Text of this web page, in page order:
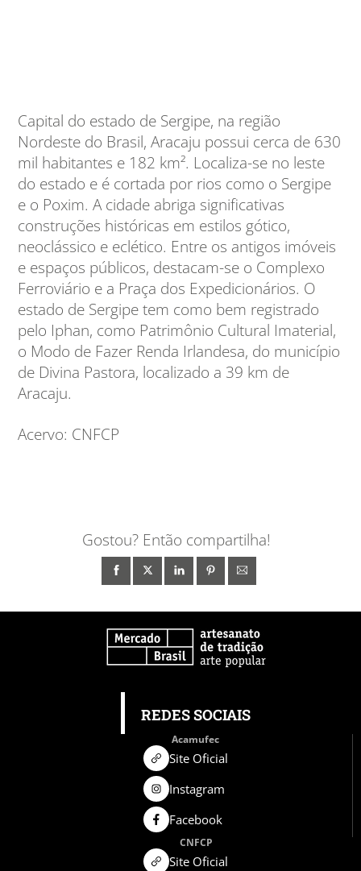
Capital do estado de Sergipe, na região
Nordeste do Brasil, Aracaju possui cerca de 630
mil habitantes e 182 km². Localiza-se no leste
do estado e é cortada por rios como o Sergipe
e o Poxim. A cidade abriga significativas
construções históricas em estilos gótico,
neoclássico e eclético. Entre os antigos imóveis
e espaços públicos, destacam-se o Complexo
Ferroviário e a Praça dos Expedicionários. O
estado de Sergipe tem como bem registrado
pelo Iphan, como Patrimônio Cultural Imaterial,
o Modo de Fazer Renda Irlandesa, do município
de Divina Pastora, localizado a 39 km de
Aracaju.
Acervo: CNFCP
Gostou? Então compartilha!
REDES SOCIAIS
Acamufec
Site Oficial
Instagram
Facebook
CNFCP
Site Oficial